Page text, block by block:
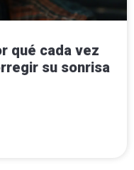
qué cada vez
su sonrisa